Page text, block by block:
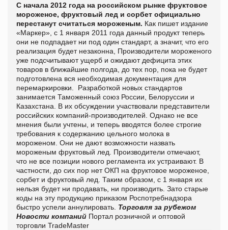
С начала 2012 года на российском рынке фруктовое
мороженое, фруктовый лед и сорбет официально
перестанут считаться мороженым. Как пишет издание
«Маркер», с 1 января 2011 года данный продукт теперь
они не подпадает ни под один стандарт, а значит, что его
реализация будет незаконна, Производители мороженого
уже подсчитывают ущерб и ожидают дефицита этих
товаров в ближайшие полгода, до тех пор, пока не будет
подготовлена вся необходимая документация для
перемаркировки.
Разработкой новых стандартов
занимается Таможенный союз России, Белоруссии и
Казахстана. В их обсуждении участвовали представители
российских компаний-производителей. Однако не все
мнения были учтены, и теперь вводятся более строгие
требования к содержанию цельного молока в
мороженом. Они не дают возможности назвать
мороженым фруктовый лед.
Производители отмечают,
что не все позиции нового регламента их устраивают. В
частности, до сих пор нет ОКП на фруктовое мороженое,
сорбет и фруктовый лед. Таким образом, с 1 января их
нельзя будет ни продавать, ни производить. Зато старые
коды на эту продукцию приказом Роспотребнадзора
быстро успели аннулировать. Торговля за рубежом
Новости компаний Портал розничной и оптовой
торговли TradeMaster